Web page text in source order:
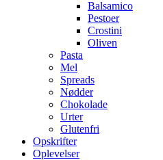
Balsamico
Pestoer
Crostini
Oliven
Pasta
Mel
Spreads
Nødder
Chokolade
Urter
Glutenfri
Opskrifter
Oplevelser